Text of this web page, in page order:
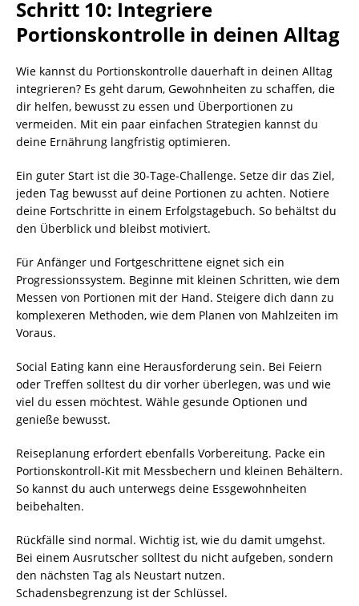
Schritt 10: Integriere
Portionskontrolle in deinen Alltag
Wie kannst du Portionskontrolle dauerhaft in deinen Alltag
integrieren? Es geht darum, Gewohnheiten zu schaffen, die
dir helfen, bewusst zu essen und Überportionen zu
vermeiden. Mit ein paar einfachen Strategien kannst du
deine Ernährung langfristig optimieren.
Ein guter Start ist die 30-Tage-Challenge. Setze dir das Ziel,
jeden Tag bewusst auf deine Portionen zu achten. Notiere
deine Fortschritte in einem Erfolgstagebuch. So behältst du
den Überblick und bleibst motiviert.
Für Anfänger und Fortgeschrittene eignet sich ein
Progressionssystem. Beginne mit kleinen Schritten, wie dem
Messen von Portionen mit der Hand. Steigere dich dann zu
komplexeren Methoden, wie dem Planen von Mahlzeiten im
Voraus.
Social Eating kann eine Herausforderung sein. Bei Feiern
oder Treffen solltest du dir vorher überlegen, was und wie
viel du essen möchtest. Wähle gesunde Optionen und
genieße bewusst.
Reiseplanung erfordert ebenfalls Vorbereitung. Packe ein
Portionskontroll-Kit mit Messbechern und kleinen Behältern.
So kannst du auch unterwegs deine Essgewohnheiten
beibehalten.
Rückfälle sind normal. Wichtig ist, wie du damit umgehst.
Bei einem Ausrutscher solltest du nicht aufgeben, sondern
den nächsten Tag als Neustart nutzen.
Schadensbegrenzung ist der Schlüssel.